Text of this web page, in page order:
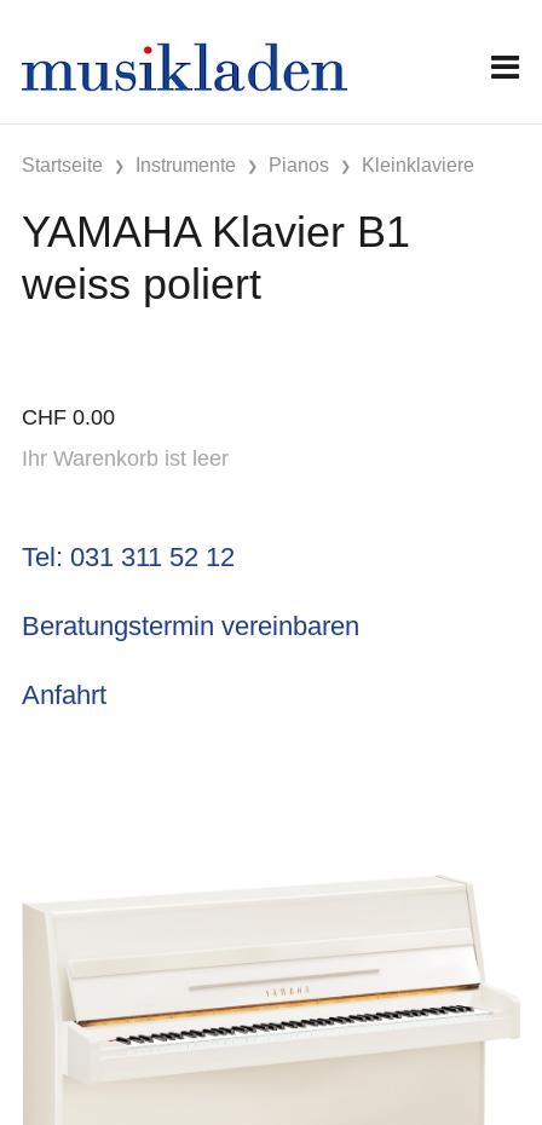
Startseite Instrumente Pianos Kleinklaviere
YAMAHA Klavier B1
weiss poliert
CHF 0.00
Ihr Warenkorb ist leer
Tel: 031 311 52 12
Beratungstermin vereinbaren
Anfahrt